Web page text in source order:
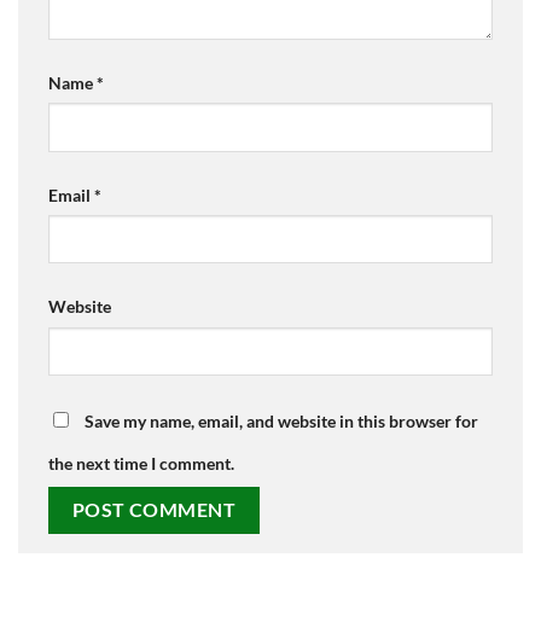
Name*
Email *
Website
Save my name, email, and website in this browser for
the next time I comment.